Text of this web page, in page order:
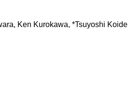
Ken Kurokawa, *Tsuyoshi Koide